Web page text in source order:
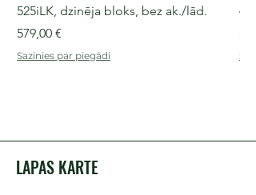
525iLK, dzinēja bloks, bez ak./lād.
Cena
579,00 €
Sazinies par piegādi
LAPAS KARTE